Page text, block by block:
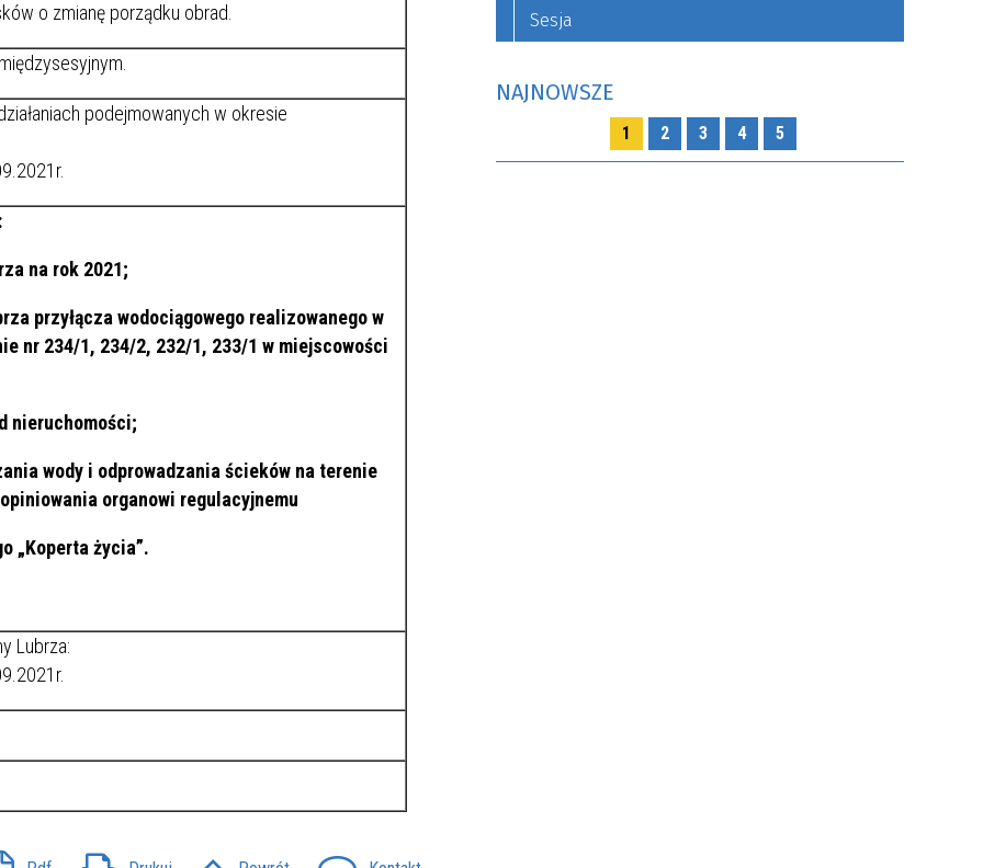
o zmianę porządku obrad.
podejmowanych w okresie
na rok 2021;
przyłącza wodociągowego realizowanego w
nr 234/1, 234/2, 232/1, 233/1 w miejscowości
nieruchomości;
wody i odprowadzania ścieków na terenie
organowi regulacyjnemu
„Koperta życia”.
Lubrza:
Sesja
NAJNOWSZE
1 2 3 4 5